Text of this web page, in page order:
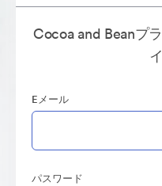
Cocoa and Beanプ
Eメール
パスワード